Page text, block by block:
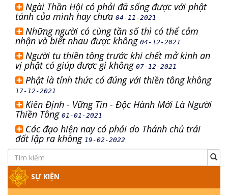
Ngài Thần Hội có phải đã sống được với phật
tánh của mình hay chưa 04-11-2021
Những người có cùng tần số thì có thể cảm
nhận và biết nhau được không 04-12-2021
Người tu thiền tông trước khi chết mở kinh an
vị phật có giúp được gì không 07-12-2021
Phật là tỉnh thức có đúng với thiền tông không
17-12-2021
Kiên Định - Vững Tin - Độc Hành Mới Là Người
Thiền Tông 01-01-2021
Các đạo hiện nay có phải do Thánh chủ trái
đất lập ra không 19-02-2022
SỰ KIỆN